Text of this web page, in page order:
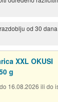
od 30
XXL OKUSI
g
16.08.2026 ili do